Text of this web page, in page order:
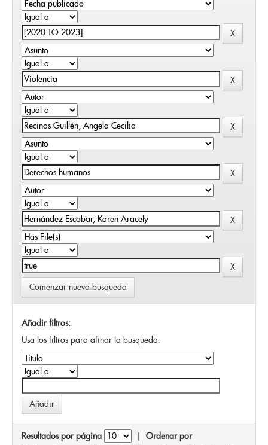
Comenzar nueva busqueda
Añadir filtros:
Usa los filtros para afinar la busqueda.
Resultados por página | Ordenar por